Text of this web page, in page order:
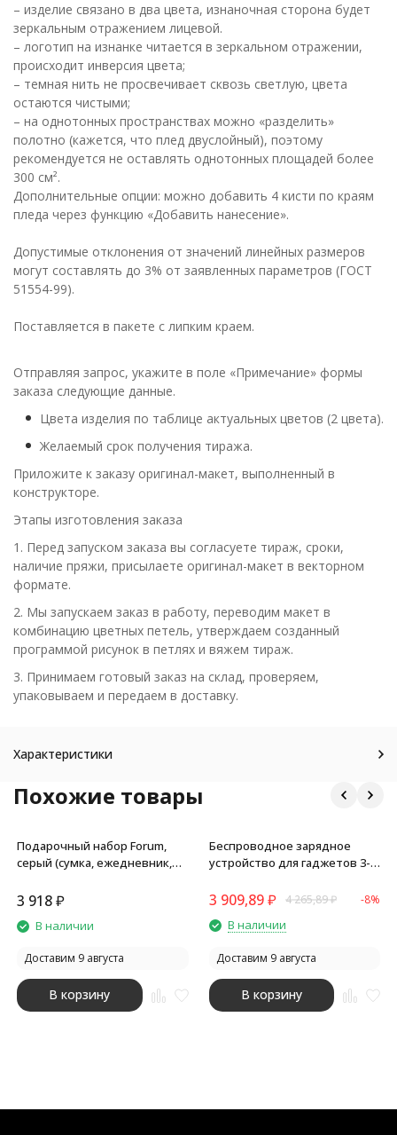
– изделие связано в два цвета, изнаночная сторона будет
зеркальным отражением лицевой.
– логотип на изнанке читается в зеркальном отражении,
происходит инверсия цвета;
– темная нить не просвечивает сквозь светлую, цвета
остаются чистыми;
– на однотонных пространствах можно «разделить»
полотно (кажется, что плед двуслойный), поэтому
рекомендуется не оставлять однотонных площадей более
300 см².
Дополнительные опции: можно добавить 4 кисти по краям
пледа через функцию «Добавить нанесение».
Допустимые отклонения от значений линейных размеров
могут составлять до 3% от заявленных параметров (ГОСТ
51554-99).
Поставляется в пакете с липким краем.
Отправляя запрос, укажите в поле «Примечание» формы
заказа следующие данные.
Цвета изделия по таблице актуальных цветов (2 цвета).
Желаемый срок получения тиража.
Приложите к заказу оригинал-макет, выполненный в
конструкторе.
Этапы изготовления заказа
1. Перед запуском заказа вы согласуете тираж, сроки,
наличие пряжи, присылаете оригинал-макет в векторном
формате.
2. Мы запускаем заказ в работу, переводим макет в
комбинацию цветных петель, утверждаем созданный
программой рисунок в петлях и вяжем тираж.
3. Принимаем готовый заказ на склад, проверяем,
упаковываем и передаем в доставку.
Характеристики
Похожие товары
Подарочный набор Forum,
серый (сумка, ежедневник,
3 918₽
В наличии
Доставим 9 августа
В корзину
Беспроводное зарядное
устройство для гаджетов 3-
WS-302 (CNS-WCS302B),
3 909,89 ₽ 4 265,89₽ -8%
В наличии
Доставим 9 августа
В корзину